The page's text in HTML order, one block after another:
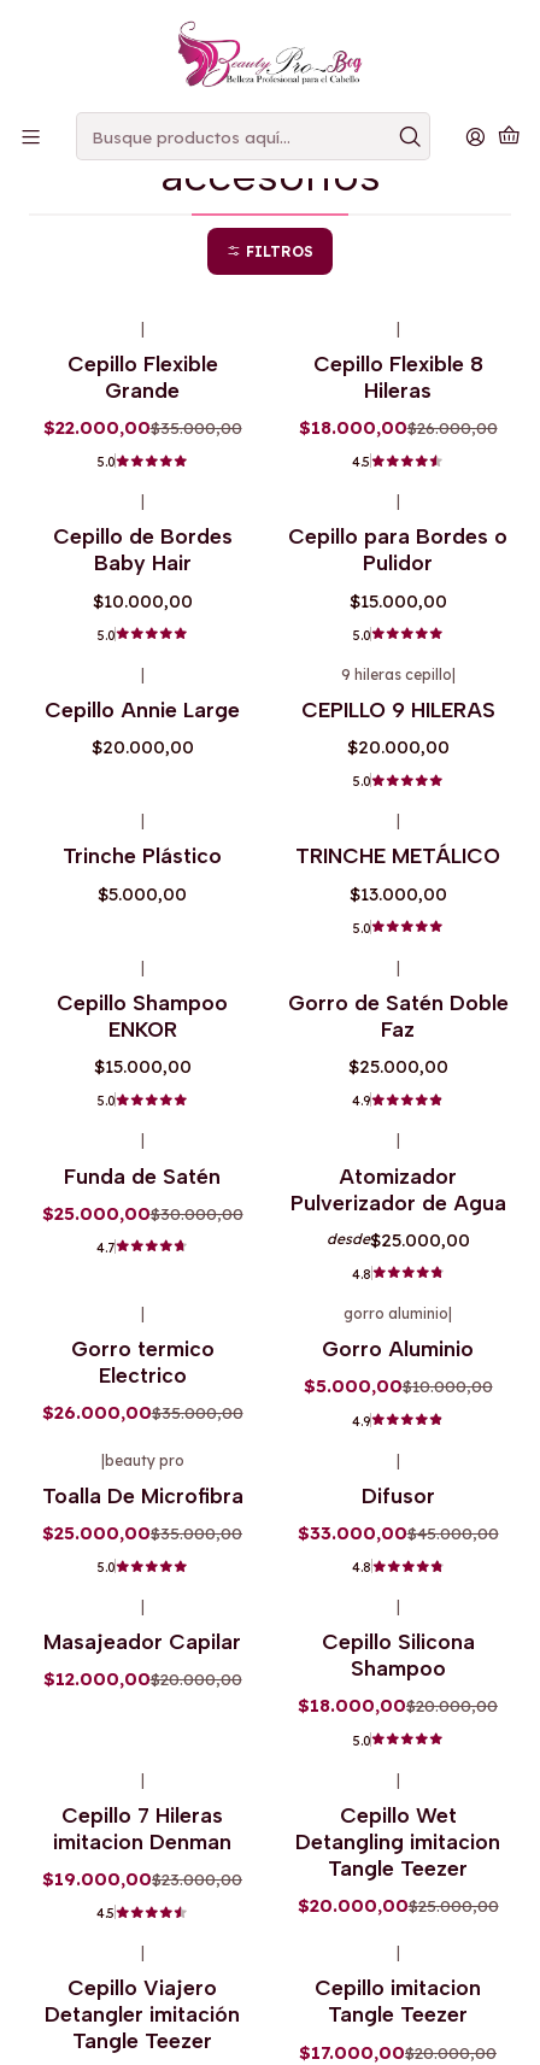
PAGOS
Inicio accesorios
accesorios
FILTROS
|
Cepillo Flexible
Grande
$22.000,00$35.000,00
5.0
|
Cepillo Flexible 8
Hileras
$18.000,00$26.000,00
4.5
Cepillo de Bordes
Baby Hair
$10.000,00
5.0
Cepillo para Bordes o
Pulidor
$15.000,00
5.0
|
Cepillo Annie Large
$20.000,00
9 hileras cepillo|
CEPILLO 9 HILERAS
$20.000,00
5.0
Trinche Plástico
$5.000,00
TRINCHE METÁLICO
$13.000,00
5.0
Cepillo Shampoo
ENKOR
$15.000,00
5.0
Gorro de Satén Doble
Faz
$25.000,00
4.9
Funda de Satén
$25.000,00$30.000,00
4.7
Atomizador
Pulverizador de Agua
desde$25.000,00
4.8
Agotado
Gorro termico
Electrico
$26.000,00$35.000,00
gorro aluminio
Gorro Aluminio
$5.000,00$10.000,00
4.9
|beauty pro
Toalla De Microfibra
$25.000,00$35.000,00
5.0
|
Difusor
$33.000,00$45.000,00
4.8
Agotado
Masajeador Capilar
$12.000,00$20.000,00
Cepillo Silicona
Shampoo
$18.000,00$20.000,00
5.0
Agotado
|
Cepillo 7 Hileras
imitacion Denman
$19.000,00$23.000,00
4.5
Agotado
|
Cepillo Wet
Detangling imitacion
Tangle Teezer
$20.000,00$25.000,00
Cepillo Viajero
Detangler imitación
Tangle Teezer
Agotado
Cepillo imitacion
Tangle Teezer
$17.000,00$20.000,00